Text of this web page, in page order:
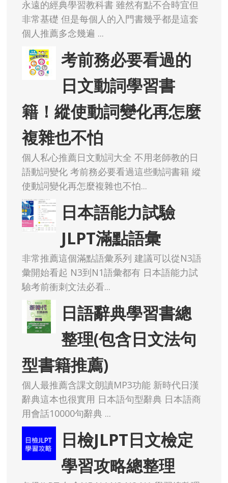
永遠的經典學習教科書 雖然有點不合時宜但
非常基礎 但是每個人的入門書幾乎都是這套
個人推薦多念幾遍 ...
考前務必要看過的
日文動詞學習書
籍！縱使動詞變化再怎麼
複雜也不怕
個人私心推薦日文動詞大全 不用老師教的日
語動詞變化 考前務必要看過這些動詞書籍 縱
使動詞變化再怎麼複雜也不怕...
日本語能力試驗
JLPT滿點語彙
非常推薦這個滿點語彙系列 建議可以從N3語
彙開始看起 N3到N1語彙都有 日本語能力試
驗考前衝刺文法必看...
日語辭典學習書總
整理(包含日文法句
型書籍推薦)
個人最推薦含課文朗讀MP3功能 新時代日漢
辭典這本也很實用 日本語句型辭典 日本語商
用會話10000句辭典 ...
日檢JLPT日文檢定
學習攻略總整理